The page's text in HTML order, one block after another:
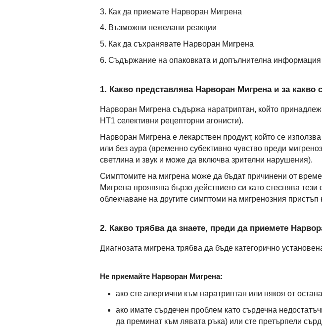
3. Как да приемате Нарворан Мигрена
4. Възможни нежелани реакции
5. Как да съхранявате Нарворан Мигрена
6. Съдържание на опаковката и допълнителна информация
1. Какво представлява Нарворан Мигрена и за какво
Нарворан Мигрена съдържа наратриптан, който
HT1 селективни рецепторни агонисти).
Нарворан Мигрена е лекарствен продукт, който се
или без аура (временно субективно чувство преди
светлина и звук и може да включва зрителни нарушения).
Симптомите на мигрена може да бъдат причинени от
Мигрена проявява бързо действието си като стеснява
облекчаване на другите симптоми на мигренозния
2. Какво трябва да знаете, преди да приемете
Диагнозата мигрена трябва да бъде категорично
Не приемайте Нарворан Мигрена:
ако сте алергични към наратриптан или някоя от
ако имате сърдечен проблем като сърдечна
да преминат към лявата ръка) или сте претърпели